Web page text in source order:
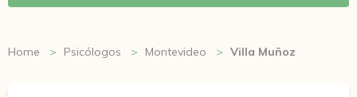
Home Psicólogos Montevideo Villa Muñoz